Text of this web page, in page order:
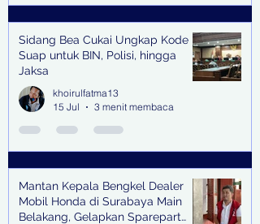
Sidang Bea Cukai Ungkap Kode
Suap untuk BIN, Polisi, hingga
Jaksa
khoirulfatma13
15 Jul
3 menit membaca
Mantan Kepala Bengkel Dealer
Mobil Honda di Surabaya Main
Belakang, Gelapkan Sparepart